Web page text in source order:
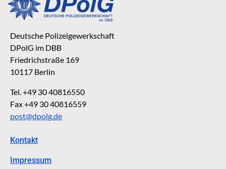
Deutsche Polizeigewerkschaft
DPolG im DBB
Friedrichstraße 169
10117 Berlin
Tel. +49 30 40816550
Fax +49 30 40816559
post@dpolg.de
Kontakt
Impressum